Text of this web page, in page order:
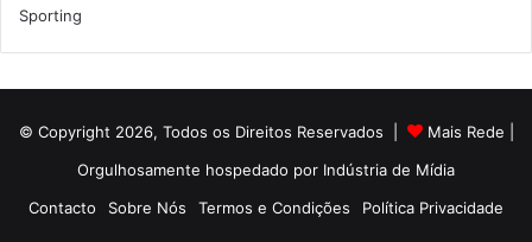
Sporting
© Copyright 2026, Todos os Direitos Reservados | Mais Rede
Orgulhosamente hospedado por Indústria de Mídia
Contacto
Sobre Nós Termos e Condições Política Privacidade